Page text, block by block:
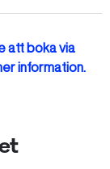
att boka via
information.